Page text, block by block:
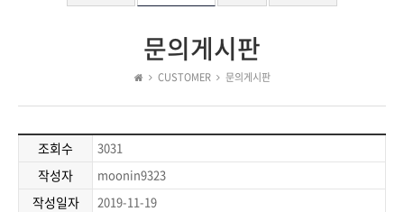
문의게시판
CUSTOMER 문의게시판
조회수 3031
작성자 moonin9323
작성일자 2019-11-19